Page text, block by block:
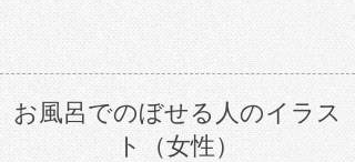
お風呂でのぼせる人のイラス
ト（女性）